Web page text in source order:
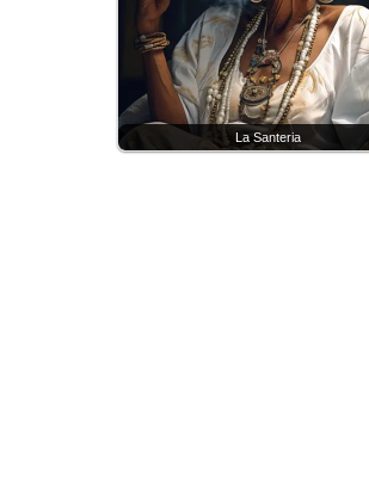
La Santeria